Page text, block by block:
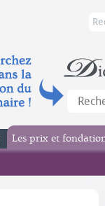
Les prix et